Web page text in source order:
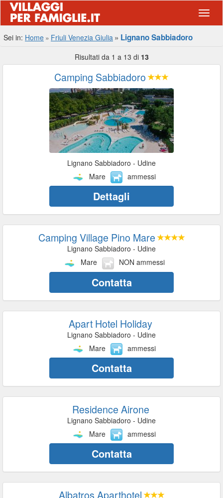
Sei in: Home Friuli Venezia Giulia Lignano Sabbiadoro
Risultati da 1 a 13 di 13
Camping Sabbiadoro
Lignano Sabbiadoro - Udine
Mare
ammessi
Dettagli
Camping Village Pino Mare
Lignano Sabbiadoro - Udine
Mare
NON ammessi
Contatta
Apart Hotel Holiday
Lignano Sabbiadoro - Udine
Mare
ammessi
Contatta
Residence Airone
Lignano Sabbiadoro - Udine
Mare
ammessi
Contatta
Albatros Aparthotel